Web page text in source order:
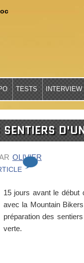
TESTS INTERVIEW
OLIVIER
15 jours avant le début
avec la Mountain
préparation des
verte.